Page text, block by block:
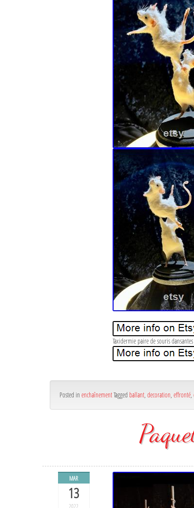
Taxidermie paire de souris
Posted in enchaînementTagged ballant, decoration, effronté,
MAR
13